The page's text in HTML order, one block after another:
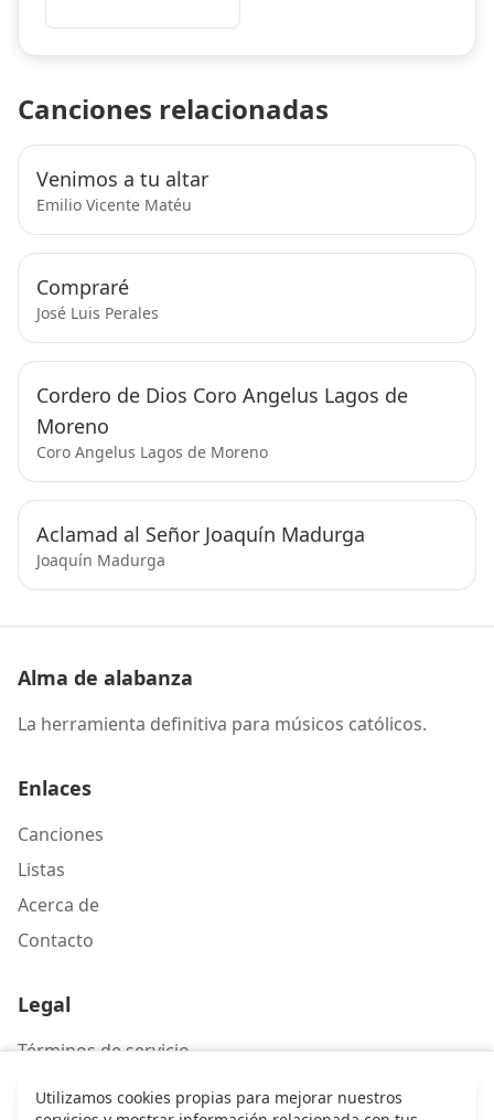
Canciones relacionadas
Venimos a tu altar
Emilio Vicente Matéu
Compraré
José Luis Perales
Cordero de Dios Coro Angelus Lagos de
Moreno
Coro Angelus Lagos de Moreno
Aclamad al Señor Joaquín Madurga
Joaquín Madurga
Alma de alabanza
La herramienta definitiva para músicos católicos.
Enlaces
Canciones
Listas
Acerca de
Contacto
Legal
Términos de servicio
Política de privacidad
Utilizamos cookies propias para mejorar nuestros